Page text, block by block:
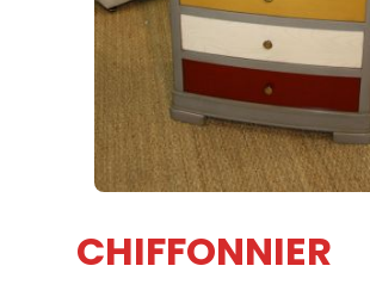
CHIFFONNIER